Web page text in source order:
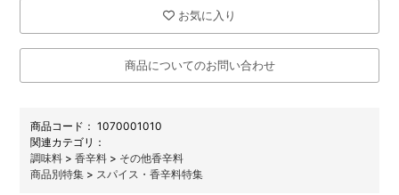
お気に入り
商品についてのお問い合わせ
商品コード： 1070001010
関連カテゴリ：
調味料 >香辛料 > その他香辛料
商品別特集 > スパイス・香辛料特集